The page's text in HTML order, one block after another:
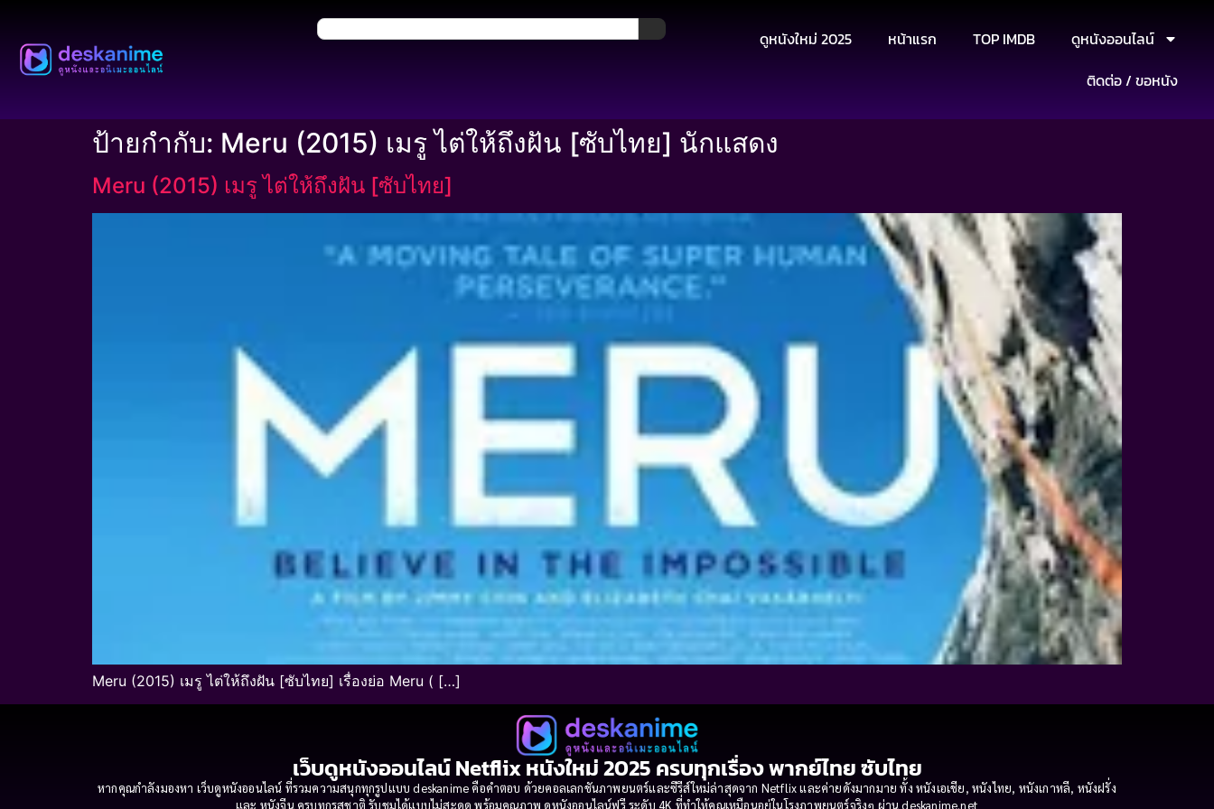
ดูหนังใหม่ 2025 หน้าแรก TOP IMDB
ดูหนังออนไลน์
ติดต่อ / ขอหนัง
ป้ายกำกับ: Meru (2015) เมรู ไต่ให้ถึงฝัน [ซับไทย] นักแสดง
Meru (2015) เมรู ไต่ให้ถึงฝัน [ซับไทย]
Meru (2015) เมรู ไต่ให้ถึงฝัน [ซับไทย] เรื่องย่อ Meru ( […]
เว็บดูหนังออนไลน์ Netflix หนังใหม่ 2025 ครบทุกเรื่อง พากย์ไทย ซับไทย
หากคุณกำลังมองหา เว็บดูหนังออนไลน์ ที่รวมความสนุกทุกรูปแบบ deskanime คือคำตอบ ด้วยคอลเลกชันภาพยนตร์และซีรีส์ใหม่ล่าสุดจาก Netflix และค่ายดังมากมาย ทั้ง หนังเอเชีย, หนังไทย, หนังเกาหลี, หนังฝรั่ง
และ หนังจีน ครบทุกรสชาติ รับชมได้แบบไม่สะดุด พร้อมคุณภาพ ดูหนังออนไลน์ฟรี ระดับ 4K ที่ทำให้คุณเหมือนอยู่ในโรงภาพยนตร์จริงๆ ผ่าน deskanime.net